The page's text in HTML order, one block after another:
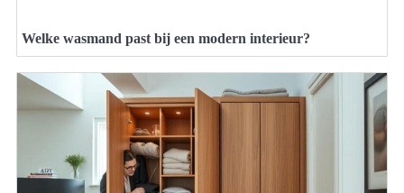
Welke wasmand past bij een modern interieur?